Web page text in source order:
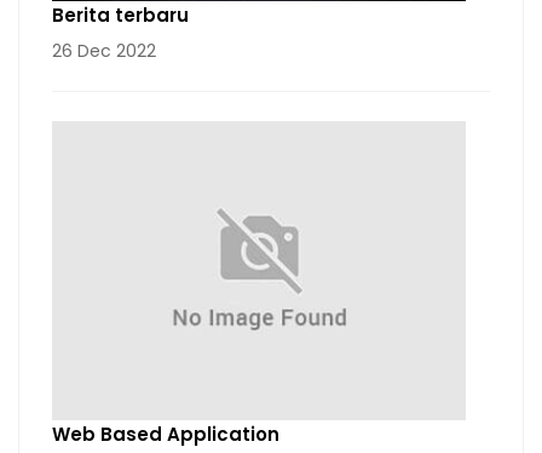
Berita terbaru
26 Dec 2022
Web Based Application